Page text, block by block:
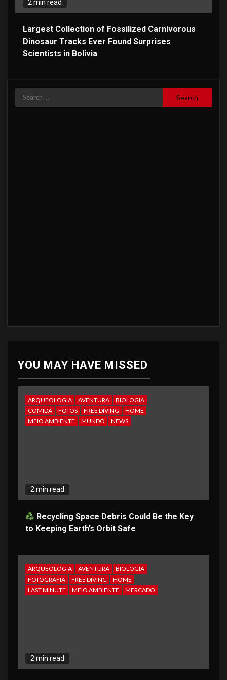
2 min read
Largest Collection of Fossilized Carnivorous
Dinosaur Tracks Ever Found Surprises
Scientists in Bolivia
Search
for:
YOU MAY HAVE MISSED
ARQUEOLOGIA AVENTURA
BIOLOGIA
COMIDA
FOTOS FREE DIVING
HOME
MEIO AMBIENTE
MUNDO NEWS
2 min read
Recycling Space Debris Could Be the Key
to Keeping Earth’s Orbit Safe
ARQUEOLOGIA AVENTURA
BIOLOGIA
FOTOGRAFIA
FREE DIVING
HOME
LAST MINUTE
MEIO AMBIENTE MERCADO
2 min read